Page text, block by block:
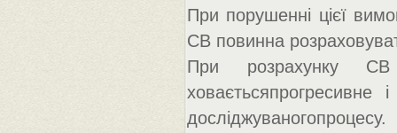
При порушенні цієї
СВ повинна
При розрахунку
досліджуваногопроцесу.